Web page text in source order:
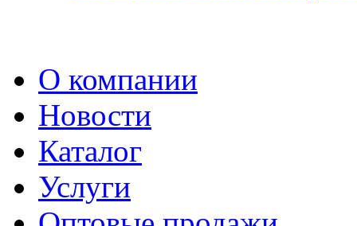
О компании
Новости
Каталог
Услуги